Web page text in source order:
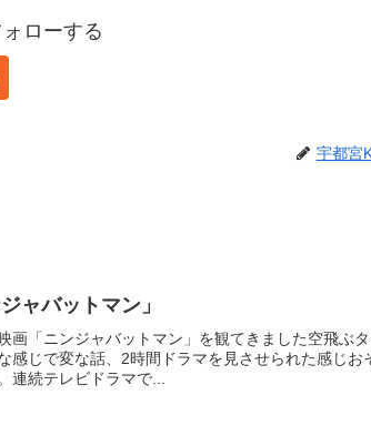
ローする
宇都宮
ャバットマン」
画「ニンジャバットマン」を観てきました空飛ぶ
感じで変な話、2時間ドラマを見させられた感じお
連続テレビドラマで...